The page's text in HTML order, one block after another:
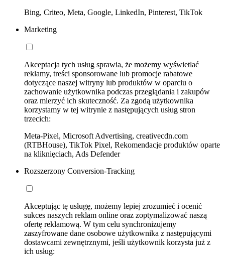
Bing, Criteo, Meta, Google, LinkedIn, Pinterest, TikTok
Marketing
Akceptacja tych usług sprawia, że możemy wyświetlać
reklamy, treści sponsorowane lub promocje rabatowe
dotyczące naszej witryny lub produktów w oparciu o
zachowanie użytkownika podczas przeglądania i zakupów
oraz mierzyć ich skuteczność. Za zgodą użytkownika
korzystamy w tej witrynie z następujących usług stron
trzecich:
Meta-Pixel, Microsoft Advertising, creativecdn.com
(RTBHouse), TikTok Pixel, Rekomendacje produktów oparte
na kliknięciach, Ads Defender
Rozszerzony Conversion-Tracking
Akceptując tę usługę, możemy lepiej zrozumieć i ocenić
sukces naszych reklam online oraz zoptymalizować naszą
ofertę reklamową. W tym celu synchronizujemy
zaszyfrowane dane osobowe użytkownika z następującymi
dostawcami zewnętrznymi, jeśli użytkownik korzysta już z
ich usług: